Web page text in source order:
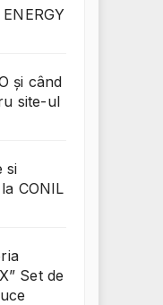
și când
site-ul
si
CONIL
Set de